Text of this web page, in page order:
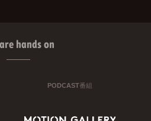
hands on
PODCAST番組